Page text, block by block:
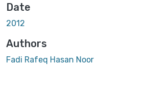
Date
2012
Authors
Fadi Rafeq Hasan Noor